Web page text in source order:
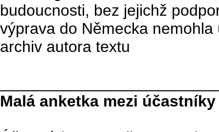
budoucnosti, bez jejichž
výprava do Německa
archiv autora textu
Malá anketka mezi účastníky